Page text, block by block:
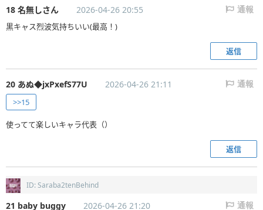
18 名無しさん 2026-04-26 20:55 通報
黒キャス烈波気持ちいい(最高！)
返信
20 あぬ◆jxPxefS77U 2026-04-26 21:11 通報
>>15
使ってて楽しいキャラ代表（）
返信
ID: Saraba2tenBehind
21 baby buggy 2026-04-26 21:20 通報